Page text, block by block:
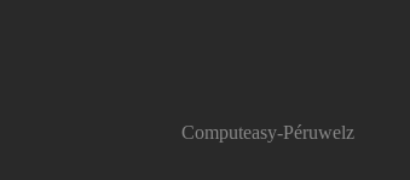
Computeasy-Péruwelz